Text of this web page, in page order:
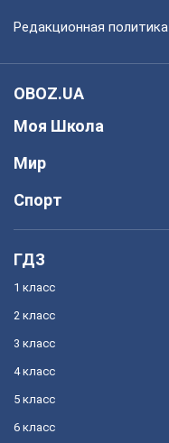
Редакционная политика
OBOZ.UA
Моя Школа
Мир
Спорт
ГДЗ
1 класс
2 класс
3 класс
4 класс
5 класс
6 класс